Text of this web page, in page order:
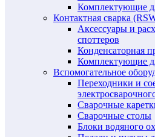
Комплектующие
Контактная сварка
Аксессуары и
споттеров
Конденсаторная
Комплектующие
Вспомогательное
Переходники и
Сварочные
Сварочные столы
Блоки водяного